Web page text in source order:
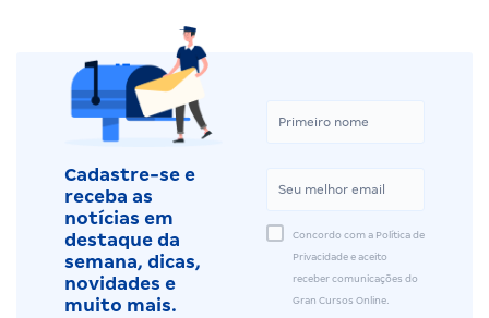
Cadastre-se e
receba as
notícias em
destaque da
semana, dicas,
novidades e
muito mais.
Concordo com a Política de
Privacidade e aceito
receber comunicações do
Gran Cursos Online.